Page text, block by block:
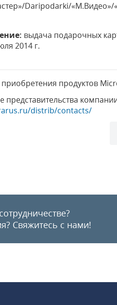
Daripodarki/«М.Видео»/
выдача подарочных
2014 г.
продуктов
представительства
distrib/contacts/
Свяжитесь с нами!